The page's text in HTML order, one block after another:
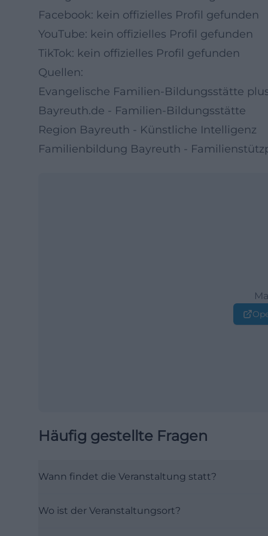
Facebook: kein offizielles Profil gefunden
YouTube: kein offizielles Profil gefunden
TikTok: kein offizielles Profil gefunden
Quellen:
Evangelische Familien-Bildungsstätte
Bayreuth.de - Familien-Bildungsstätte
Region Bayreuth - Künstliche Intelligenz
Familienbildung Bayreuth -
Häufig gestellte Fragen
Wann findet die Veranstaltung statt?
Wo ist der Veranstaltungsort?